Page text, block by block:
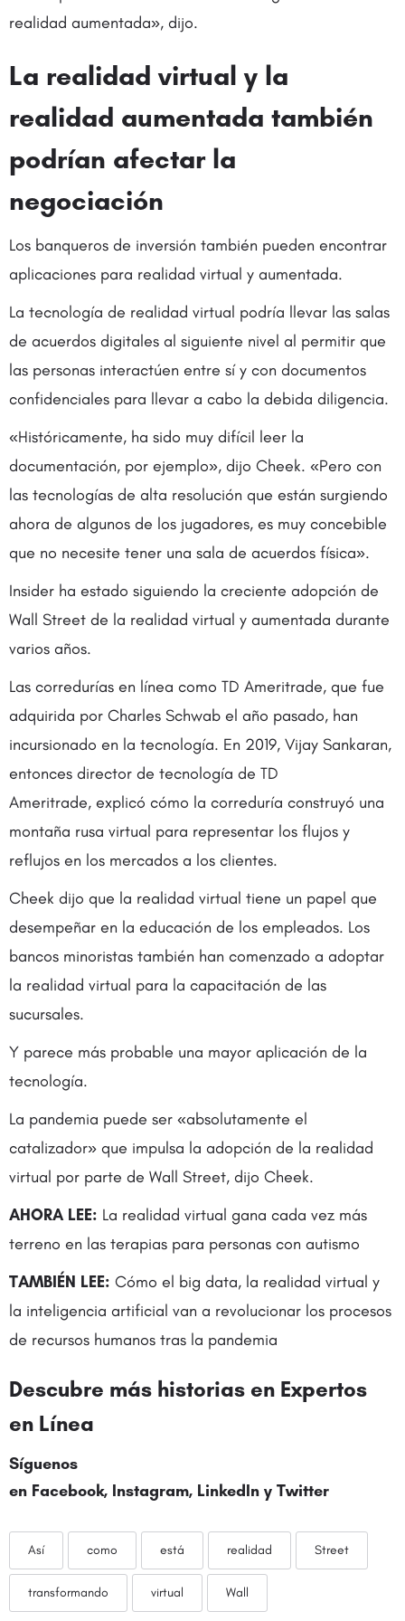
realidad aumentada», dijo.
La realidad virtual y la
realidad aumentada también
podrían afectar la
negociación
Los banqueros de inversión también pueden encontrar
aplicaciones para realidad virtual y aumentada.
La tecnología de realidad virtual podría llevar las salas
de acuerdos digitales al siguiente nivel al permitir que
las personas interactúen entre sí y con documentos
confidenciales para llevar a cabo la debida diligencia.
«Históricamente, ha sido muy difícil leer la
documentación, por ejemplo», dijo Cheek. «Pero con
las tecnologías de alta resolución que están surgiendo
ahora de algunos de los jugadores, es muy concebible
que no necesite tener una sala de acuerdos física».
Insider ha estado siguiendo la creciente adopción de
Wall Street de la realidad virtual y aumentada durante
varios años.
Las corredurías en línea como TD Ameritrade, que fue
adquirida por Charles Schwab el año pasado, han
incursionado en la tecnología. En 2019, Vijay Sankaran,
entonces director de tecnología de TD
Ameritrade, explicó cómo la correduría construyó una
montaña rusa virtual para representar los flujos y
reflujos en los mercados a los clientes.
Cheek dijo que la realidad virtual tiene un papel que
desempeñar en la educación de los empleados. Los
bancos minoristas también han comenzado a adoptar
la realidad virtual para la capacitación de las
sucursales.
Y parece más probable una mayor aplicación de la
tecnología.
La pandemia puede ser «absolutamente el
catalizador» que impulsa la adopción de la realidad
virtual por parte de Wall Street, dijo Cheek.
AHORA LEE: La realidad virtual gana cada vez más
terreno en las terapias para personas con autismo
TAMBIÉN LEE: Cómo el big data, la realidad virtual y
la inteligencia artificial van a revolucionar los procesos
de recursos humanos tras la pandemia
Descubre más historias en Expertos
en Línea
Síguenos
en Facebook, Instagram, LinkedIn y Twitter
Así como está realidad Street
transformando virtual Wall